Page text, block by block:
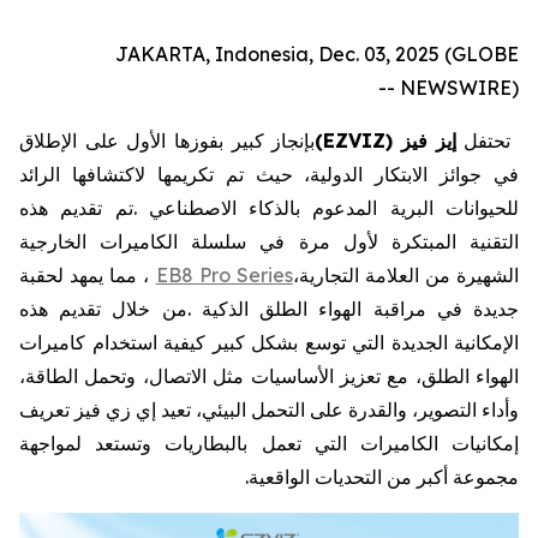
JAKARTA, Indonesia, Dec. 03, 2025 (GLOBE
NEWSWIRE) --
تحتفل إيز فيز (EZVIZ) بإنجاز كبير بفوزها الأول على الإطلاق
في جوائز الابتكار الدولية، حيث تم تكريمها لاكتشافها الرائد
للحيوانات البرية المدعوم بالذكاء الاصطناعي .تم تقديم هذه
التقنية
المبتكرة لأول مرة في سلسلة الكاميرات
الخارجية
الشهيرة من العلامة التجارية،EB8 Pro Series ، مما يمهد لحقبة
جديدة في مراقبة الهواء الطلق الذكية .من خلال تقديم هذه
الإمكانية الجديدة التي توسع بشكل كبير كيفية استخدام كاميرات
الهواء الطلق، مع تعزيز الأساسيات مثل الاتصال، وتحمل الطاقة،
وأداء التصوير، والقدرة على التحمل البيئي، تعيد إي زي فيز تعريف
إمكانيات
الكاميرات التي تعمل بالبطاريات وتستعد
لمواجهة
مجموعة أكبر من التحديات الواقعية.